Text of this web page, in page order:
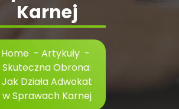
Karnej
Home - Artykuły -
Skuteczna Obrona:
Jak Działa Adwokat
w Sprawach Karnej